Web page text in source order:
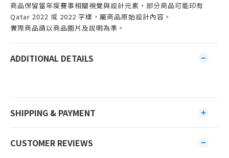
商品保留當年度賽事相關視覺與設計元素，部分商品可能印有
Qatar 2022 或 2022 字樣，屬商品原始設計內容。
實際商品請以商品圖片及說明為準。
ADDITIONAL DETAILS
SHIPPING & PAYMENT
CUSTOMER REVIEWS